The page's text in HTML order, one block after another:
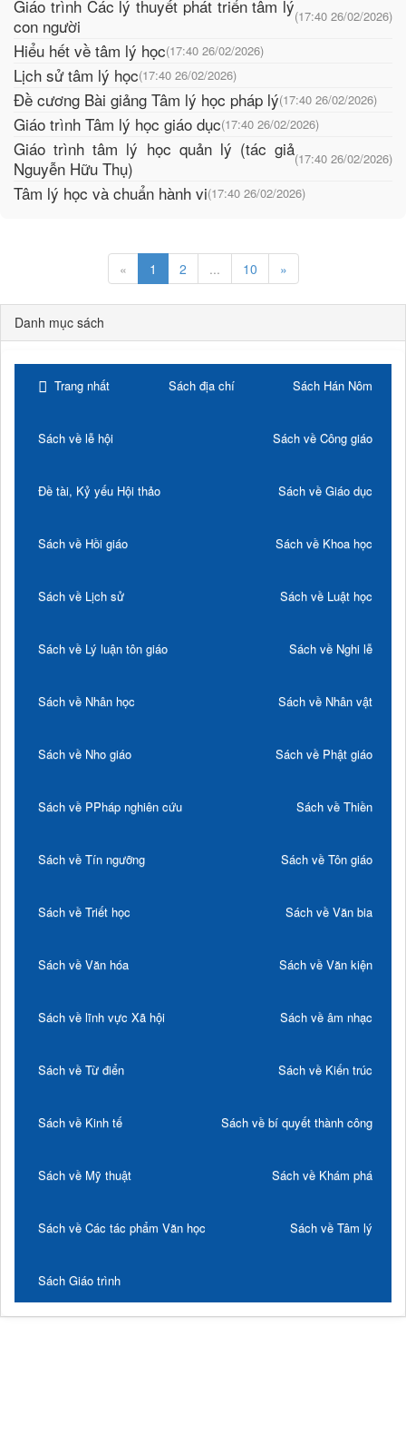
Giáo trình Các lý thuyết phát triển tâm lý
con người
(17:40 26/02/2026)
Hiểu hết về tâm lý học(17:40 26/02/2026)
Lịch sử tâm lý học(17:40 26/02/2026)
Đề cương Bài giảng Tâm lý học pháp lý(17:40 26/02/2026)
Giáo trình Tâm lý học giáo dục(17:40 26/02/2026)
Giáo trình tâm lý học quản lý (tác giả
Nguyễn Hữu Thụ)
(17:40 26/02/2026)
Tâm lý học và chuẩn hành vi(17:40 26/02/2026)
« 1 2 ... 10 »
Danh mục sách
Trang nhất Sách địa chí Sách Hán Nôm
Sách về lễ hội Sách về Công giáo
Đề tài, Kỷ yếu Hội thảo Sách về Giáo dục
Sách về Hồi giáo Sách về Khoa học
Sách về Lịch sử Sách về Luật học
Sách về Lý luận tôn giáo Sách về Nghi lễ
Sách về Nhân học Sách về Nhân vật
Sách về Nho giáo Sách về Phật giáo
Sách về PPháp nghiên cứu Sách về Thiền
Sách về Tín ngưỡng Sách về Tôn giáo
Sách về Triết học Sách về Văn bia
Sách về Văn hóa Sách về Văn kiện
Sách về lĩnh vực Xã hội Sách về âm nhạc
Sách về Từ điển Sách về Kiến trúc
Sách về Kinh tế Sách về bí quyết thành công
Sách về Mỹ thuật Sách về Khám phá
Sách về Các tác phẩm Văn học Sách về Tâm lý
Sách Giáo trình